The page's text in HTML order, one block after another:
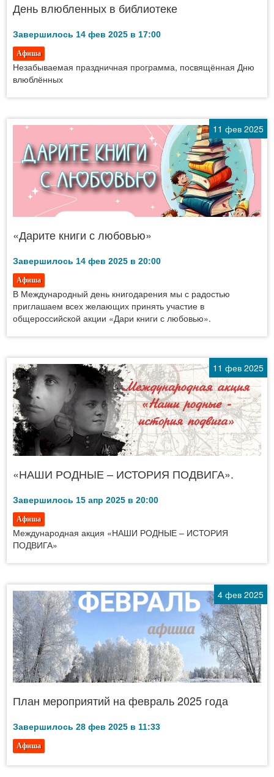
День влюбленных в библиотеке
Завершилось 14 фев 2025 в 17:00
Афиша
Незабываемая праздничная программа, посвящённая Дню
влюблённых
11 фев 2025
«Дарите книги с любовью»
Завершилось 14 фев 2025 в 20:00
Афиша
В Международный день книгодарения мы с радостью
приглашаем всех желающих принять участие в
общероссийской акции «Дари книги с любовью».
11 фев 2025
«НАШИ РОДНЫЕ – ИСТОРИЯ ПОДВИГА».
Завершилось 15 апр 2025 в 20:00
Афиша
Международная акция «НАШИ РОДНЫЕ – ИСТОРИЯ
ПОДВИГА»
4 фев 2025
План мероприятий на февраль 2025 года
Завершилось 28 фев 2025 в 11:33
Афиша